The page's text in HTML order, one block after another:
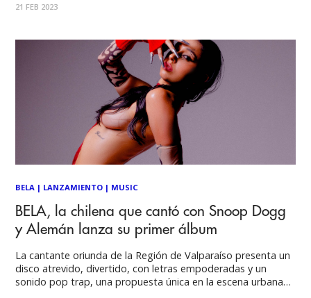
destaca por su actitud única, y por su talento en el rap y
21 FEB 2023
BELA | LANZAMIENTO | MUSIC
BELA, la chilena que cantó con Snoop Dogg
y Alemán lanza su primer álbum
La cantante oriunda de la Región de Valparaíso presenta un
disco atrevido, divertido, con letras empoderadas y un
sonido pop trap, una propuesta única en la escena urbana